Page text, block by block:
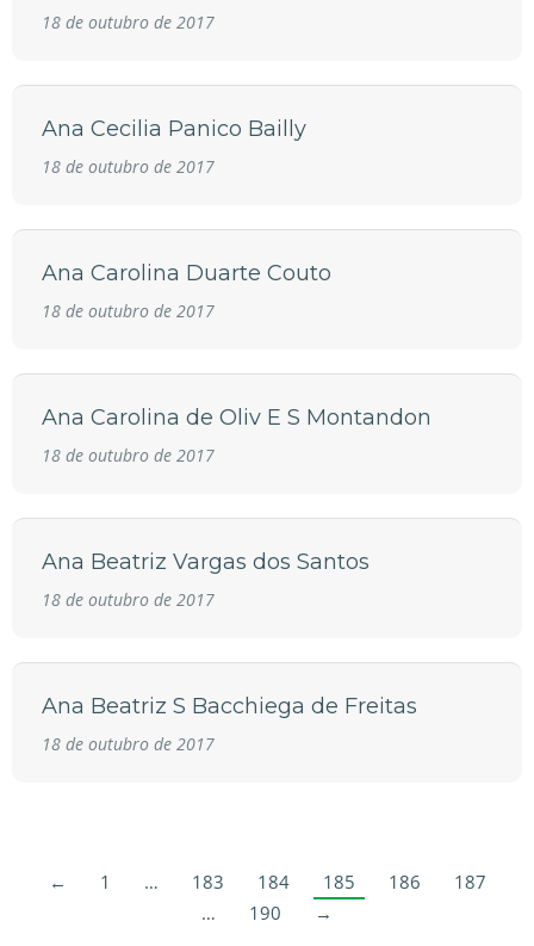
18 de outubro de 2017
Ana Cecilia Panico Bailly
18 de outubro de 2017
Ana Carolina Duarte Couto
18 de outubro de 2017
Ana Carolina de Oliv E S Montandon
18 de outubro de 2017
Ana Beatriz Vargas dos Santos
18 de outubro de 2017
Ana Beatriz S Bacchiega de Freitas
18 de outubro de 2017
← 1 … 183 184 185 186
187
…
190 →